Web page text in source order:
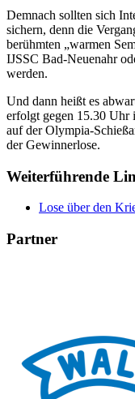
Demnach sollten sich
sichern, denn die
berühmten „warmen
IJSSC Bad-Neuenahr
werden.
Und dann heißt es
erfolgt gegen 15.30 Uhr
auf der Olympia-
der Gewinnerlose.
Weiterführende
Lose über den
Partner